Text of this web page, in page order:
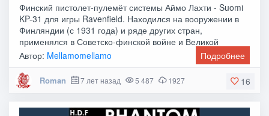
Финский пистолет-пулемёт системы Аймо Лахти - Suomi
KP-31 для игры Ravenfield. Находился на вооружении в
Финляндии (с 1931 года) и ряде других стран,
применялся в Советско-финской войне и Великой
Автор: Mellamomellamo Подробнее
16
Roman 7 лет назад 5 487 1927